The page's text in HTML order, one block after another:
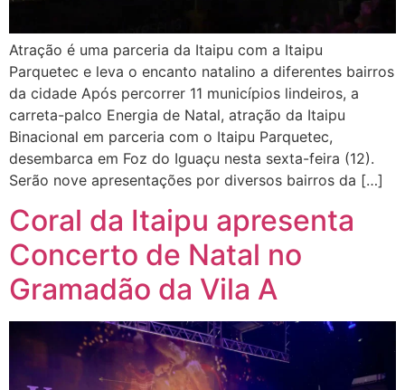
Atração é uma parceria da Itaipu com a Itaipu
Parquetec e leva o encanto natalino a diferentes bairros
da cidade Após percorrer 11 municípios lindeiros, a
carreta-palco Energia de Natal, atração da Itaipu
Binacional em parceria com o Itaipu Parquetec,
desembarca em Foz do Iguaçu nesta sexta-feira (12).
Serão nove apresentações por diversos bairros da […]
Coral da Itaipu apresenta
Concerto de Natal no
Gramadão da Vila A